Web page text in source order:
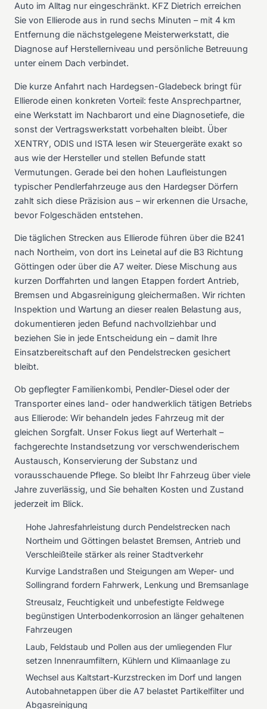
Auto im Alltag nur eingeschränkt. KFZ Dietrich erreichen
Sie von Ellierode aus in rund sechs Minuten – mit 4 km
Entfernung die nächstgelegene Meisterwerkstatt, die
Diagnose auf Herstellerniveau und persönliche Betreuung
unter einem Dach verbindet.
Die kurze Anfahrt nach Hardegsen-Gladebeck bringt für
Ellierode einen konkreten Vorteil: feste Ansprechpartner,
eine Werkstatt im Nachbarort und eine Diagnosetiefe, die
sonst der Vertragswerkstatt vorbehalten bleibt. Über
XENTRY, ODIS und ISTA lesen wir Steuergeräte exakt so
aus wie der Hersteller und stellen Befunde statt
Vermutungen. Gerade bei den hohen Laufleistungen
typischer Pendlerfahrzeuge aus den Hardegser Dörfern
zahlt sich diese Präzision aus – wir erkennen die Ursache,
bevor Folgeschäden entstehen.
Die täglichen Strecken aus Ellierode führen über die B241
nach Northeim, von dort ins Leinetal auf die B3 Richtung
Göttingen oder über die A7 weiter. Diese Mischung aus
kurzen Dorffahrten und langen Etappen fordert Antrieb,
Bremsen und Abgasreinigung gleichermaßen. Wir richten
Inspektion und Wartung an dieser realen Belastung aus,
dokumentieren jeden Befund nachvollziehbar und
beziehen Sie in jede Entscheidung ein – damit Ihre
Einsatzbereitschaft auf den Pendelstrecken gesichert
bleibt.
Ob gepflegter Familienkombi, Pendler-Diesel oder der
Transporter eines land- oder handwerklich tätigen Betriebs
aus Ellierode: Wir behandeln jedes Fahrzeug mit der
gleichen Sorgfalt. Unser Fokus liegt auf Werterhalt –
fachgerechte Instandsetzung vor verschwenderischem
Austausch, Konservierung der Substanz und
vorausschauende Pflege. So bleibt Ihr Fahrzeug über viele
Jahre zuverlässig, und Sie behalten Kosten und Zustand
jederzeit im Blick.
Hohe Jahresfahrleistung durch Pendelstrecken nach
Northeim und Göttingen belastet Bremsen, Antrieb und
Verschleißteile stärker als reiner Stadtverkehr
Kurvige Landstraßen und Steigungen am Weper- und
Sollingrand fordern Fahrwerk, Lenkung und Bremsanlage
Streusalz, Feuchtigkeit und unbefestigte Feldwege
begünstigen Unterbodenkorrosion an länger gehaltenen
Fahrzeugen
Laub, Feldstaub und Pollen aus der umliegenden Flur
setzen Innenraumfiltern, Kühlern und Klimaanlage zu
Wechsel aus Kaltstart-Kurzstrecken im Dorf und langen
Autobahnetappen über die A7 belastet Partikelfilter und
Abgasreinigung